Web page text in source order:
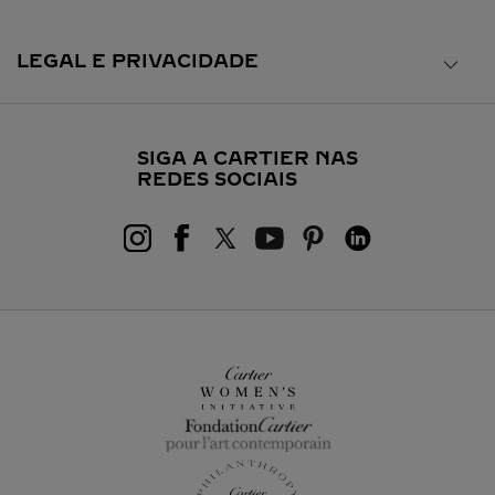
LEGAL E PRIVACIDADE
SIGA A CARTIER NAS
REDES SOCIAIS